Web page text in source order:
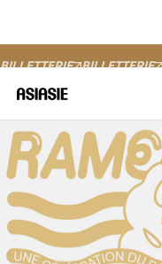
BILLETTERIE BILLETTERIE